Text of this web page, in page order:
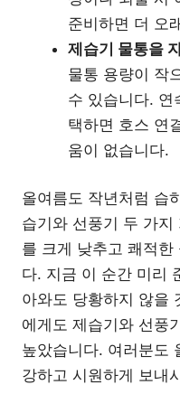
준비하면 더 오
제습기 물통을
물통 용량이 작
수 있습니다. 연
택하면 호스 연
움이 없습니다.
올여름도 작년처럼 습
습기와 선풍기 두 가
를 크게 낮추고 쾌적한
다. 지금 이 순간 미리
아와도 당황하지 않을
에게도 제습기와 선풍
높았습니다. 여러분도
강하고 시원하게 보내